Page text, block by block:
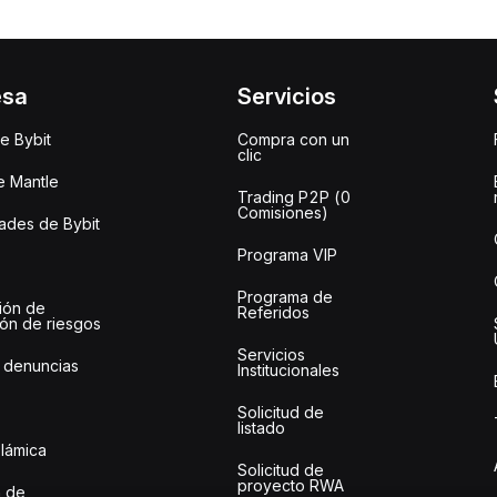
Bybit
Mantle
de Bybit
de
de riesgos
de
Servicios
Compra con un
clic
Trading P2P (0
Comisiones)
Programa VIP
Programa de
Referidos
Servicios
Institucionales
Solicitud de
listado
Solicitud de
proyecto RWA